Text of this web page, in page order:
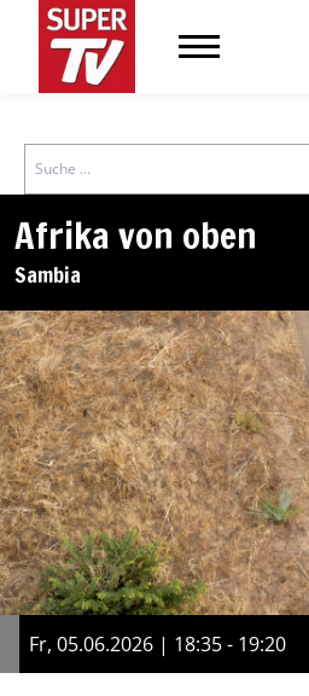
Search
Afrika von oben
Sambia
Fr, 05.06.2026 | 18:35 - 19:20